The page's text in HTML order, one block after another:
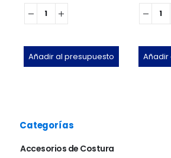
Añadir al presupuesto Añadir
Categorías
Accesorios de Costura